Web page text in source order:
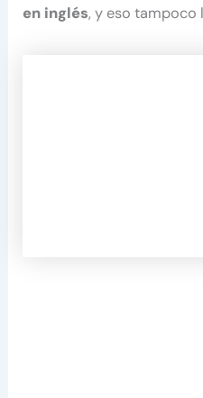
en inglés, y eso tampoco